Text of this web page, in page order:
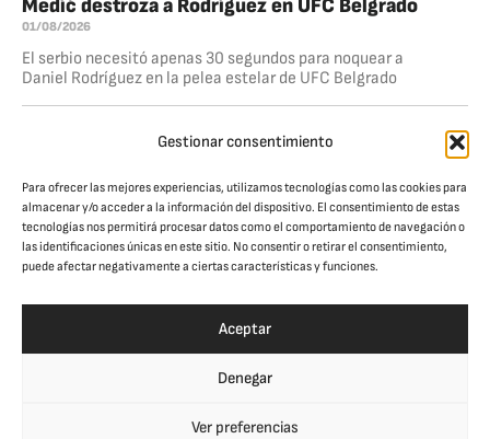
Gestionar consentimiento
Para ofrecer las mejores experiencias, utilizamos tecnologías como las cookies para
almacenar y/o acceder a la información del dispositivo. El consentimiento de estas
tecnologías nos permitirá procesar datos como el comportamiento de navegación o
las identificaciones únicas en este sitio. No consentir o retirar el consentimiento,
puede afectar negativamente a ciertas características y funciones.
Aceptar
Denegar
Ver preferencias
Medíć destroza a Rodríguez en UFC Belgrado
01/08/2026
El serbio necesitó apenas 30 segundos para noquear a
Daniel Rodríguez en la pelea estelar de UFC Belgrado
Dominio total de Ankalaev
Magomed Ankalaev volvió a la senda del triunfo al derrotar
a Bogdan Guskov por nocaut técnico en el quinto round,
dentro de la pelea estelar de UFC Abu Dhabi. El